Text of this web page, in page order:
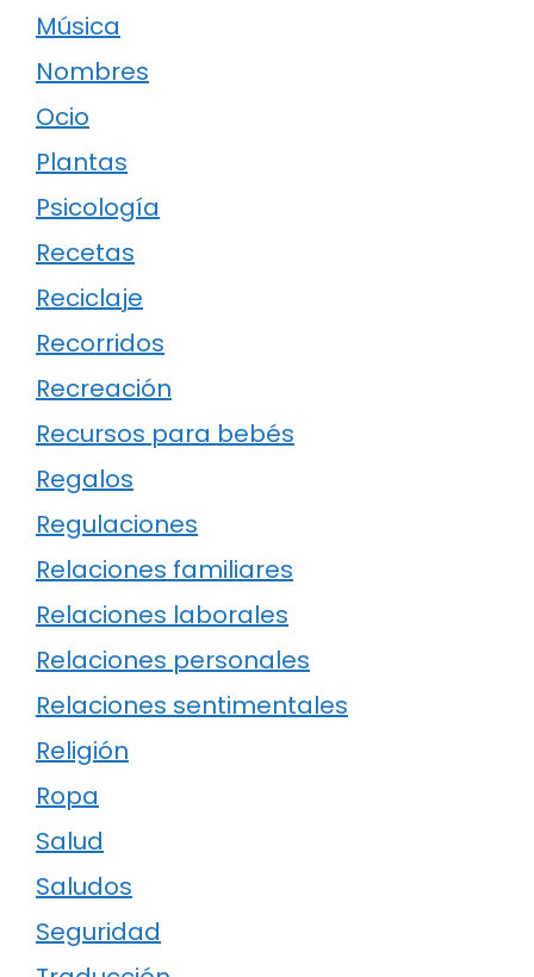
Música
Nombres
Ocio
Plantas
Psicología
Recetas
Reciclaje
Recorridos
Recreación
Recursos para bebés
Regalos
Regulaciones
Relaciones familiares
Relaciones laborales
Relaciones personales
Relaciones sentimentales
Religión
Ropa
Salud
Saludos
Seguridad